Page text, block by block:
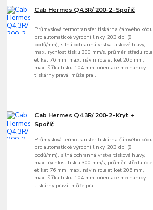
Cab Hermes Q4.3R/ 200-2-Spořič
Průmyslová termotransfer tiskárna čárového kódu
pro automatické výrobní linky, 203 dpi (8
bodů/mm), silná ochranná vrstva tiskové hlavy,
max. rychlost tisku 300 mm/s, průměr středu role
etiket 76 mm, max. návin role etiket 205 mm,
max. šířka tisku 104 mm, orientace mechaniky
tiskárny pravá, může pra...
Cab Hermes Q4.3R/ 200-2-Kryt +
Spořič
Průmyslová termotransfer tiskárna čárového kódu
pro automatické výrobní linky, 203 dpi (8
bodů/mm), silná ochranná vrstva tiskové hlavy,
max. rychlost tisku 300 mm/s, průměr středu role
etiket 76 mm, max. návin role etiket 205 mm,
max. šířka tisku 104 mm, orientace mechaniky
tiskárny pravá, může pra...